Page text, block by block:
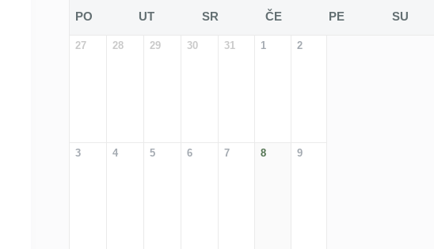
PO UT SR ČE PE SU
27 28 29 30 31 1 2
3 4 5 6 7 8 9